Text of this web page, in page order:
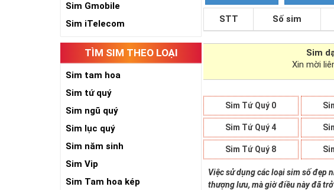
Sim Gmobile
Sim iTelecom
TÌM SIM THEO LOẠI
Sim tam hoa
Sim tứ quý
Sim ngũ quý
Sim lục quý
Sim năm sinh
Sim Vip
Sim Tam hoa kép
STT Số sim
Sim
Xin mời
Sim Tứ Quý 0
Sim Tứ Quý 4
Sim Tứ Quý 8
Việc sử dụng các loại sim số đẹp
thượng lưu, mà giờ điều này đã